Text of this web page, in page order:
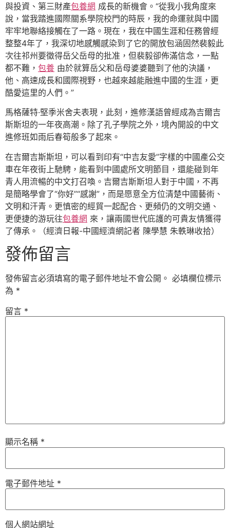
與投資、第三財產包養網 成長的新機會。“從我小我角度來
說，當我踏進國際關系學院校門的時辰，我的命運就與中國
牢牢地聯絡接觸在了一路。現在，我在中國生涯和任務曾經
整整4年了，我深切地感觸感染到了它的開放包涵固然裴毅此
次往祁州要徵得岳父岳母的批准，但裴毅卻佈滿信念，一點
都不難， 包養 由於就算岳父和岳母婆婆聽到了他的決議，
他、高速成長和國際視野，也越來越能融進中國的生涯，更
酷愛這里的人們。”
馬格薩特·堅季米舍夫表現，此刻，進修漢語曾經成為吉爾吉
斯斯坦的一年夜高潮。除了孔子學院之外，境內開設的中文
進修班如雨后春筍般多了起來。
在吉爾吉斯斯坦，可以看到印有“中吉友愛”字樣的中國產公交
車在年夜街上馳騁，能看到中國處所文明節目，還能碰到年
青人用流暢的中文打召喚。吉爾吉斯斯坦人對于中國，不再
是簡略學會了“你好”“感謝”，而是愿意全方位清楚中國藝術、
文明和汗青。更慎密的經貿一起配合、更頻仍的文明交通、
更便捷的游玩往包養網 來，讓兩國世代庇護的可貴友情獲得
了傳承。（經濟日報-中國經濟網記者 陳學慧 朱軼琳收拾）
發佈留言
發佈留言必須填寫的電子郵件地址不會公開。 必填欄位標示
為 *
留言 *
顯示名稱 *
電子郵件地址 *
個人網站網址